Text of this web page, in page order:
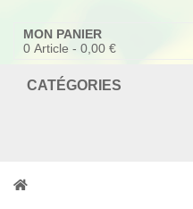
MON PANIER
0 Article - 0,00 €
CATÉGORIES